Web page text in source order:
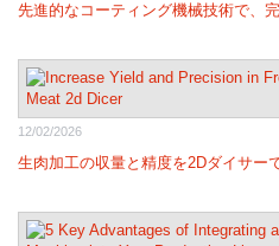
先進的なコーティング機械技術で、
12/02/2026
生肉加工の収量と精度を2Dダイサー